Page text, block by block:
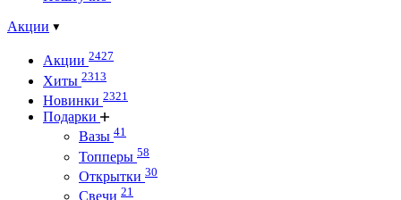
Акции
Акции 2427
Хиты 2313
Новинки 2321
Подарки
Вазы 41
Топперы 58
Открытки 30
Свечи 21